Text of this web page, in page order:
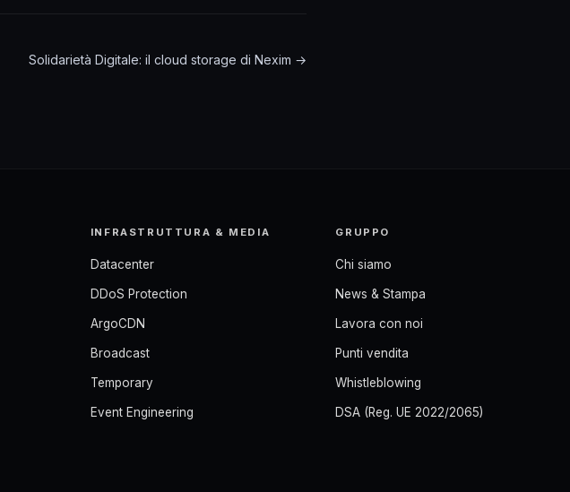
Solidarietà Digitale: il cloud storage di Nexim →
INFRASTRUTTURA & MEDIA
Datacenter
DDoS Protection
ArgoCDN
Broadcast
Temporary
Event Engineering
GRUPPO
Chi siamo
News & Stampa
Lavora con noi
Punti vendita
Whistleblowing
DSA (Reg. UE 2022/2065)